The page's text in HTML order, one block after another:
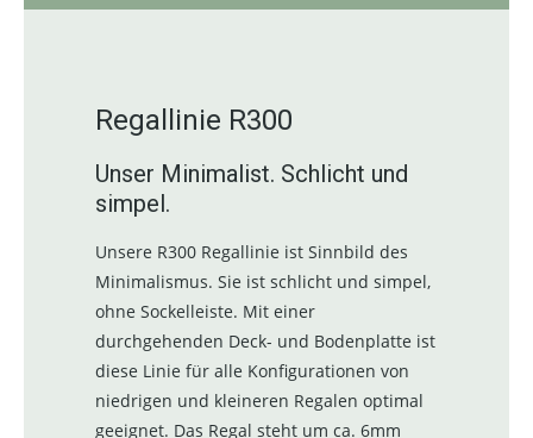
Regallinie R300
Unser Minimalist. Schlicht und
simpel.
Unsere R300 Regallinie ist Sinnbild des
Minimalismus. Sie ist schlicht und simpel,
ohne Sockelleiste. Mit einer
durchgehenden Deck- und Bodenplatte ist
diese Linie für alle Konfigurationen von
niedrigen und kleineren Regalen optimal
geeignet. Das Regal steht um ca. 6mm